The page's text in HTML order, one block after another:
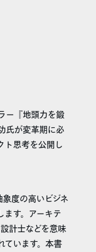
ー『地頭力を鍛
氏が変革期に必
ト思考を公開し
度の高いビジネ
ます。アーキテ
計士などを意味
ています。本書